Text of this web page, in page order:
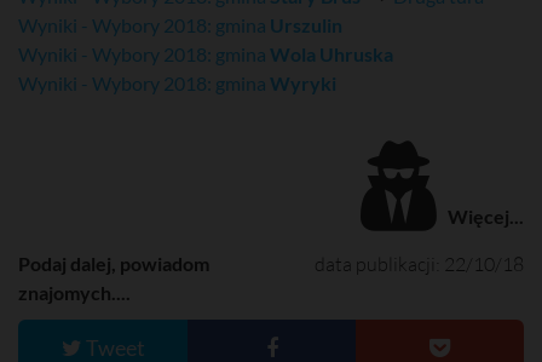
Wyniki - Wybory 2018: gmina Urszulin
Wyniki - Wybory 2018: gmina Wola Uhruska
Wyniki - Wybory 2018: gmina Wyryki
Więcej...
data publikacji: 22/10/18
Podaj dalej, powiadom
znajomych....
Tweet